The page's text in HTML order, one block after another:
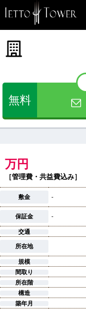
無料
万円
［管理費・共益費込み］
敷金 -
保証金 -
交通
所在地
規模
間取り
所在階
構造
築年月